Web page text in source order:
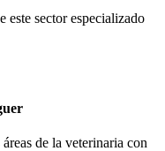
este sector especializado
de la veterinaria con